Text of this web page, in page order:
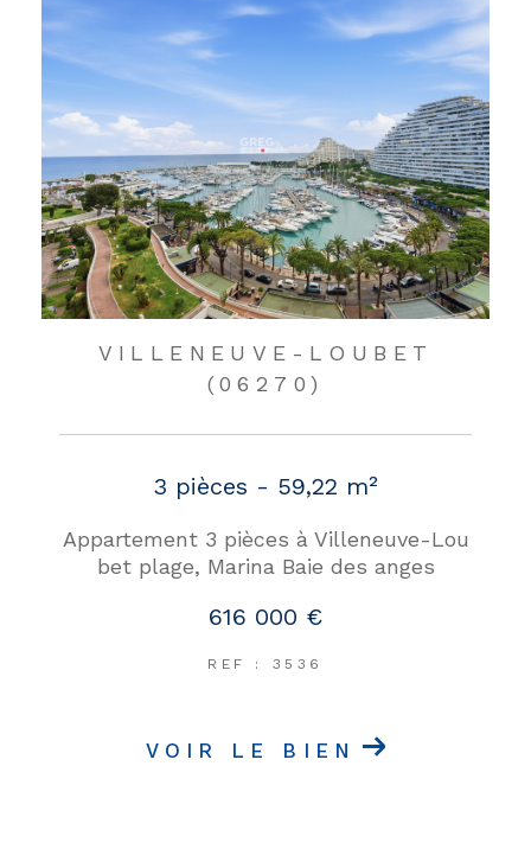
VILLENEUVE-LOUBET
(06270)
3 pièces - 59,22 m²
Appartement 3 pièces à Villeneuve-Lou
bet plage, Marina Baie des anges
616 000 €
REF : 3536
VOIR LE BIEN